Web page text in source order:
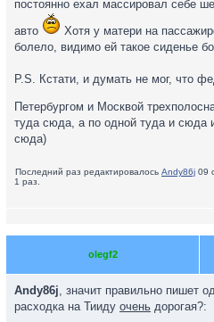
постоянно ехал массировал себе
авто
Хотя у матери на
болело, видимо ей такое сиденье
P.S. Кстати, и думать не мог, что
Петербургом и Москвой
туда сюда, а по одной туда и сюда
сюда)
Последний раз редактировалось Andy86j 09
1 раз.
olegf2
Andy86j, значит правильно пишет
расходка на Тииду очень дорогая?: